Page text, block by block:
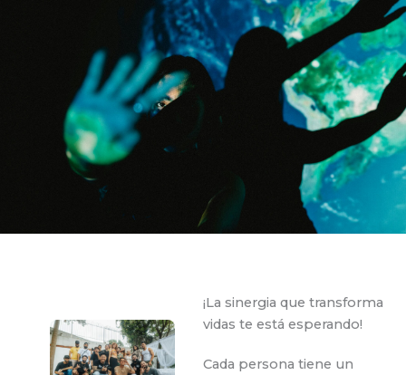
¡La sinergia que transforma
vidas te está esperando!
Cada persona tiene un